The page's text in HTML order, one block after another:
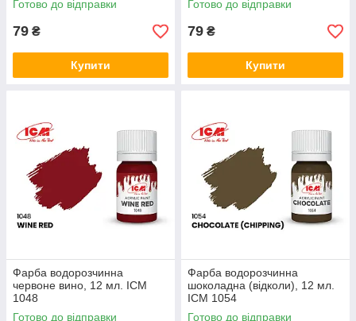
Готово до відправки
79 ₴
Купити
Готово до відправки
79 ₴
Купити
Фарба водорозчинна
червоне вино, 12 мл. ICM
1048
Готово до відправки
Фарба водорозчинна
шоколадна (відколи), 12 мл.
ICM 1054
Готово до відправки